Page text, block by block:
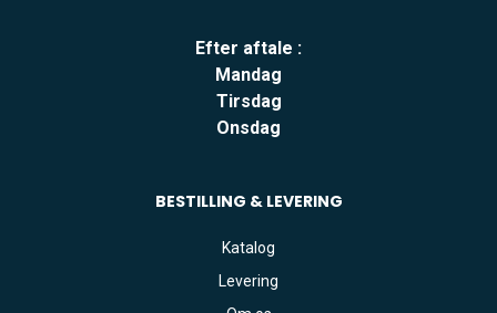
Efter aftale :
Mandag
Tirsdag
Onsdag
BESTILLING & LEVERING
Katalog
Levering